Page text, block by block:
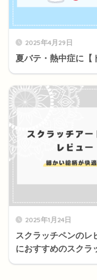
2025年4月29日
夏バテ・熱中症に【
2025年1月24日
スクラッチペンのレ
におすすめのスクラ